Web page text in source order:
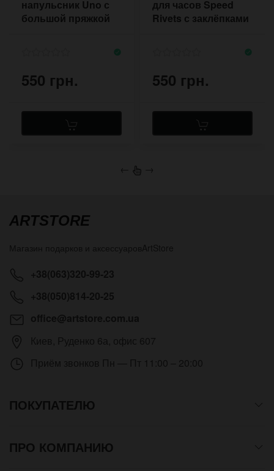
напульсник Uno с
большой пряжкой
550 грн.
для часов Speed
Rivets с заклёпками
550 грн.
← →
ARTSTORE
ПОКУПАТЕЛЮ
ПРО КОМПАНИЮ